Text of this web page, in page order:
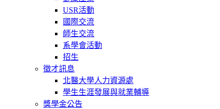
USR活動
國際交流
師生交流
系學會活動
招生
徵才訊息
北醫大學人力資源處
學生生涯發展與就業輔導
獎學金公告